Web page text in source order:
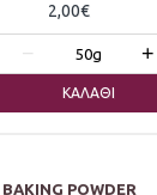
2,00€
− 50g +
ΚΑΛΆΘΙ
BAKING POWDER